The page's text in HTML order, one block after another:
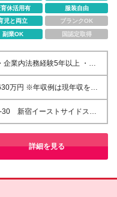
休活用有
服装自由
児と両立
ブランクOK
副業OK 国認定取得
業内法務経験5年以上 ・基
と ・契約審査、契約書作成
のコミュニケーションに問
方 ・ハンズの業態や小売業
務業務に興味がある方
万円 ※年収例は現年収を考
します。 ■月給38万
与：年2回（6月／12月支
ん。 ※みなし残業なし。残業
ます ※昇給：年1回あり
新宿イーストサイドスク
(変更の範囲)上記を除く当社関連勤務地
詳細を見る